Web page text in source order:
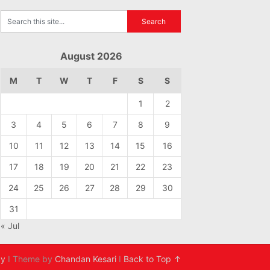
August 2026
M T W T F S S
1 2
3 4 5 6 7 8 9
10 11 12 13 14 15 16
17 18 19 20 21 22 23
24 25 26 27 28 29 30
31
« Jul
I Theme by Chandan Kesari I Back to Top ↑